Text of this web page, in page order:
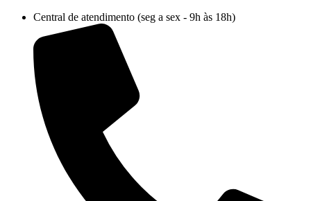
conteúdo
Central de atendimento (seg a sex - 9h às 18h)